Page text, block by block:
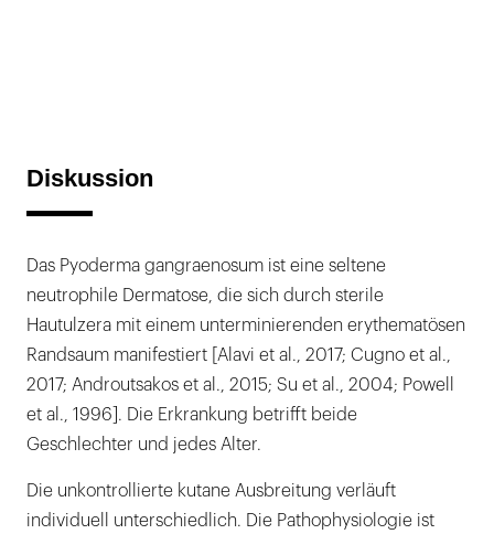
Diskussion
Das Pyoderma gangraenosum ist eine seltene
neutrophile Dermatose, die sich durch sterile
Hautulzera mit einem unterminierenden erythematösen
Randsaum manifestiert [Alavi et al., 2017; Cugno et al.,
2017; Androutsakos et al., 2015; Su et al., 2004; Powell
et al., 1996]. Die Erkrankung betrifft beide
Geschlechter und jedes Alter.
Die unkontrollierte kutane Ausbreitung verläuft
individuell unterschiedlich. Die Pathophysiologie ist